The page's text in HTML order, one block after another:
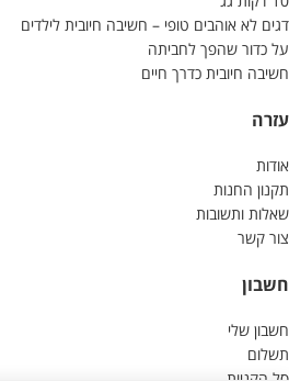
דגים לא אוהבים טופי – חשיבה חיובית לילדים
על כדור שהפך לחביתה
חשיבה חיובית כדרך חיים
עזרה
אודות
תקנון החנות
שאלות ותשובות
צור קשר
חשבון
חשבון שלי
תשלום